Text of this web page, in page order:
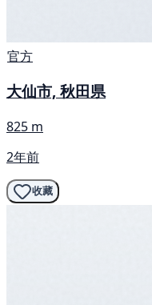
官方
大仙市, 秋田県
825 m
2年前
收藏